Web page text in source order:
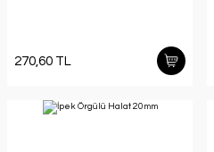
270,60 TL